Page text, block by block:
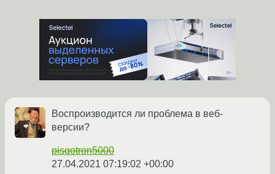
Воспроизводится ли проблема в веб-
версии?
pisqotron5000
27.04.2021 07:19:02 +00:00